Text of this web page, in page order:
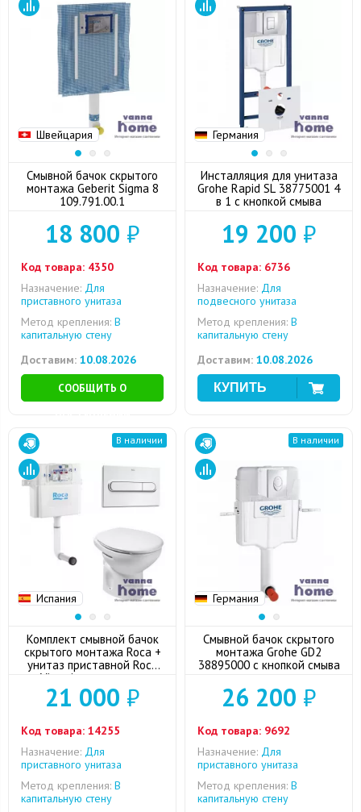
Швейцария
Смывной бачок скрытого
монтажа Geberit Sigma 8
109.791.00.1
18 800 ₽
Код товара: 4350
Назначение: Для
приставного унитаза
Метод крепления: В
капитальную стену
Доставим: 10.08.2026
СООБЩИТЬ О
Германия
Инсталляция для унитаза
Grohe Rapid SL 38775001 4
в 1 с кнопкой смыва
19 200 ₽
Код товара: 6736
Назначение: Для
подвесного унитаза
Метод крепления: В
капитальную стену
Доставим: 10.08.2026
Испания
В наличии
Комплект смывной бачок
скрытого монтажа Roca +
унитаз приставной Roca
Victoria с сиденьем
микролифт + кнопка смыва
(хром)
21 000 ₽
Код товара: 14255
Назначение: Для
приставного унитаза
Метод крепления: В
капитальную стену
Германия
В наличии
Смывной бачок скрытого
монтажа Grohe GD2
38895000 с кнопкой смыва
26 200 ₽
Код товара: 9692
Назначение: Для
приставного унитаза
Метод крепления: В
капитальную стену